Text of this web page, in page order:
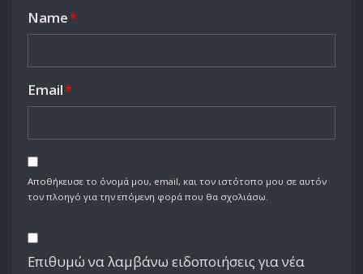
Name*
Email*
Αποθήκευσε το όνομά μου, email, και τον ιστότοπο μου σε αυτόν
τον πλοηγό για την επόμενη φορά που θα σχολιάσω.
Επιθυμώ να λαμβάνω ειδοποιήσεις για νέα